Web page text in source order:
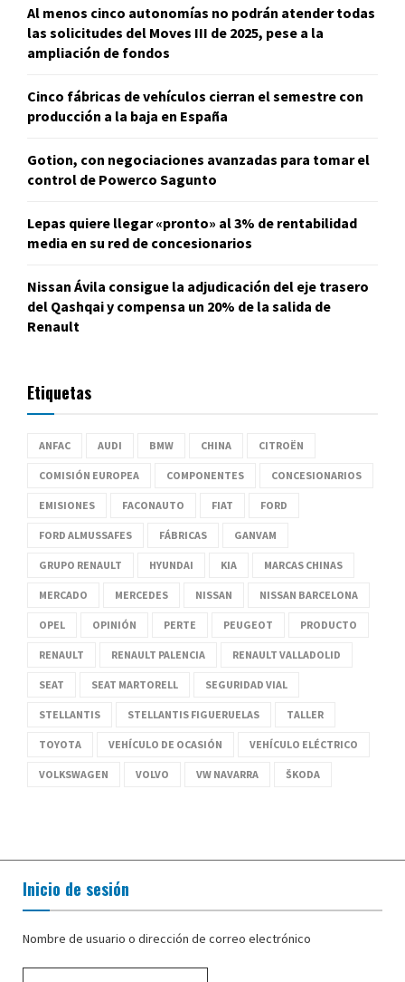
Al menos cinco autonomías no podrán atender todas
las solicitudes del Moves III de 2025, pese a la
ampliación de fondos
Cinco fábricas de vehículos cierran el semestre con
producción a la baja en España
Gotion, con negociaciones avanzadas para tomar el
control de Powerco Sagunto
Lepas quiere llegar «pronto» al 3% de rentabilidad
media en su red de concesionarios
Nissan Ávila consigue la adjudicación del eje trasero
del Qashqai y compensa un 20% de la salida de
Renault
Etiquetas
ANFAC AUDI BMW CHINA CITROËN
COMISIÓN EUROPEA COMPONENTES CONCESIONARIOS
EMISIONES FACONAUTO FIAT FORD
FORD ALMUSSAFES FÁBRICAS GANVAM
GRUPO RENAULT HYUNDAI KIA MARCAS CHINAS
MERCADO MERCEDES NISSAN NISSAN BARCELONA
OPEL OPINIÓN PERTE PEUGEOT PRODUCTO
RENAULT RENAULT PALENCIA RENAULT VALLADOLID
SEAT SEAT MARTORELL SEGURIDAD VIAL
STELLANTIS STELLANTIS FIGUERUELAS TALLER
TOYOTA VEHÍCULO DE OCASIÓN VEHÍCULO ELÉCTRICO
VOLKSWAGEN VOLVO VW NAVARRA ŠKODA
Inicio de sesión
Nombre de usuario o dirección de correo electrónico